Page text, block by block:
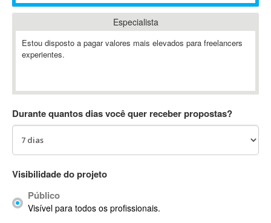
Ableton
Ableton Push
Abstract
AC3
ACID Pro
ACPI
Acrobat
Especialista
Estou disposto a pagar valores mais elevados para freelancers
experientes.
Durante quantos dias você quer receber propostas?
Visibilidade do projeto
Público
Visível para todos os profissionais.